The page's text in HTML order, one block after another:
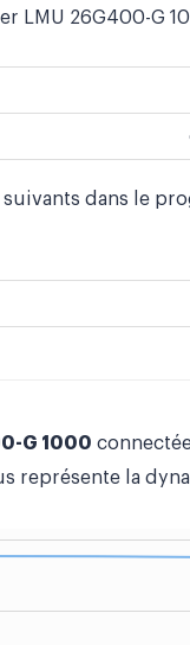
LMU 26G400-G
suivants dans le
G 1000
représente la